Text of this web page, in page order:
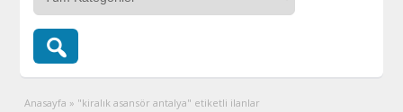
Anasayfa » "kiralık asansör antalya" etiketli ilanlar